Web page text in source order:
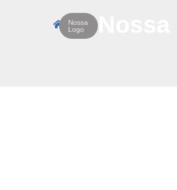
Nossa
Logo